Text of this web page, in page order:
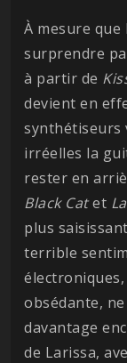
À mesure que
surprendre
à partir de
devient en
synthétiseurs
irréelles la
rester en
Black Catet
plus
terrible
obsédante,
davantage
de Larissa,